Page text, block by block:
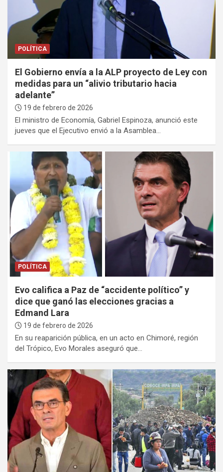
POLÍTICA
El Gobierno envía a la ALP proyecto de Ley con
medidas para un “alivio tributario hacia
adelante”
19 de febrero de 2026
El ministro de Economía, Gabriel Espinoza, anunció este
jueves que el Ejecutivo envió a la Asamblea…
POLÍTICA
Evo califica a Paz de “accidente político” y
dice que ganó las elecciones gracias a
Edmand Lara
19 de febrero de 2026
En su reaparición pública, en un acto en Chimoré, región
del Trópico, Evo Morales aseguró que…